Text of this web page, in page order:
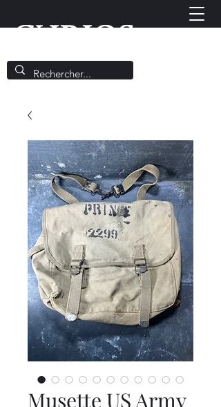
Musette US Army